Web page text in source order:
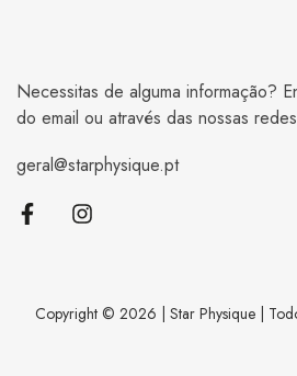
Necessitas de alguma informação?
do email ou através das nossas
geral@starphysique.pt
Copyright © 2026 | Star Physique |